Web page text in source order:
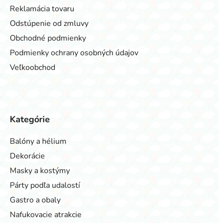
Reklamácia tovaru
Odstúpenie od zmluvy
Obchodné podmienky
Podmienky ochrany osobných údajov
Veľkoobchod
Kategórie
Balóny a hélium
Dekorácie
Masky a kostýmy
Párty podľa udalostí
Gastro a obaly
Nafukovacie atrakcie